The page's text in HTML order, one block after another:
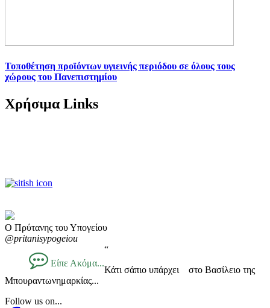
Τοποθέτηση προϊόντων υγιεινής περιόδου σε όλους τους
χώρους του Πανεπιστημίου
Χρήσιμα Links
Ο Πρύτανης του Υπογείου
@pritanisypogeiou
Είπε Ακόμα...
“
Κάτι σάπιο υπάρχει στο Βασίλειο της
Μπουραντωνημαρκίας...
Follow us on...